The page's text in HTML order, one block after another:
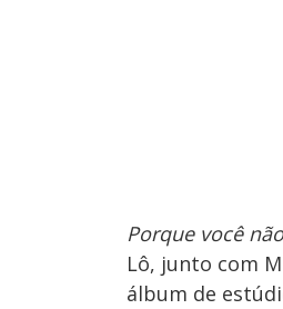
Porque você
Lô, junto com
álbum de